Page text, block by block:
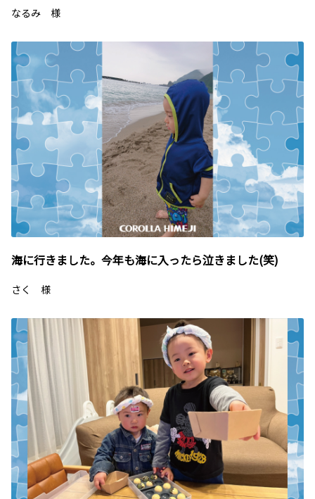
なるみ 様
海に行きました。今年も海に入ったら泣きました(笑)
さく 様